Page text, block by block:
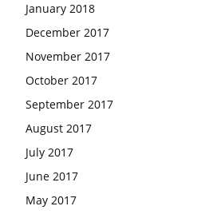
January 2018
December 2017
November 2017
October 2017
September 2017
August 2017
July 2017
June 2017
May 2017